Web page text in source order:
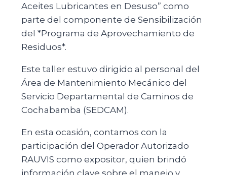
Aceites Lubricantes en Desuso” como
parte del componente de Sensibilización
del *Programa de Aprovechamiento de
Residuos*.
Este taller estuvo dirigido al personal del
Área de Mantenimiento Mecánico del
Servicio Departamental de Caminos de
Cochabamba (SEDCAM).
En esta ocasión, contamos con la
participación del Operador Autorizado
RAUVIS como expositor, quien brindó
información clave sobre el manejo y